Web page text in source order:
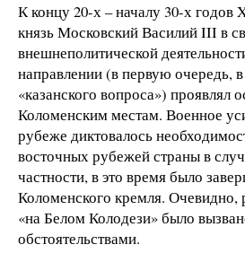
К концу 20-х – началу 30-х годов
князь Московский Василий III в
внешнеполитической
направлении (в первую очередь,
«казанского вопроса») проявлял
Коломенским местам. Военное
рубеже диктовалось
восточных рубежей страны в
частности, в это время было
Коломенского кремля. Очевидно,
«на Белом Колодези» было
обстоятельствами.